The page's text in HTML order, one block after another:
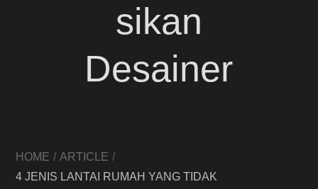
sikan
Desainer
HOME
ARTICLE
4 JENIS LANTAI RUMAH YANG TIDAK